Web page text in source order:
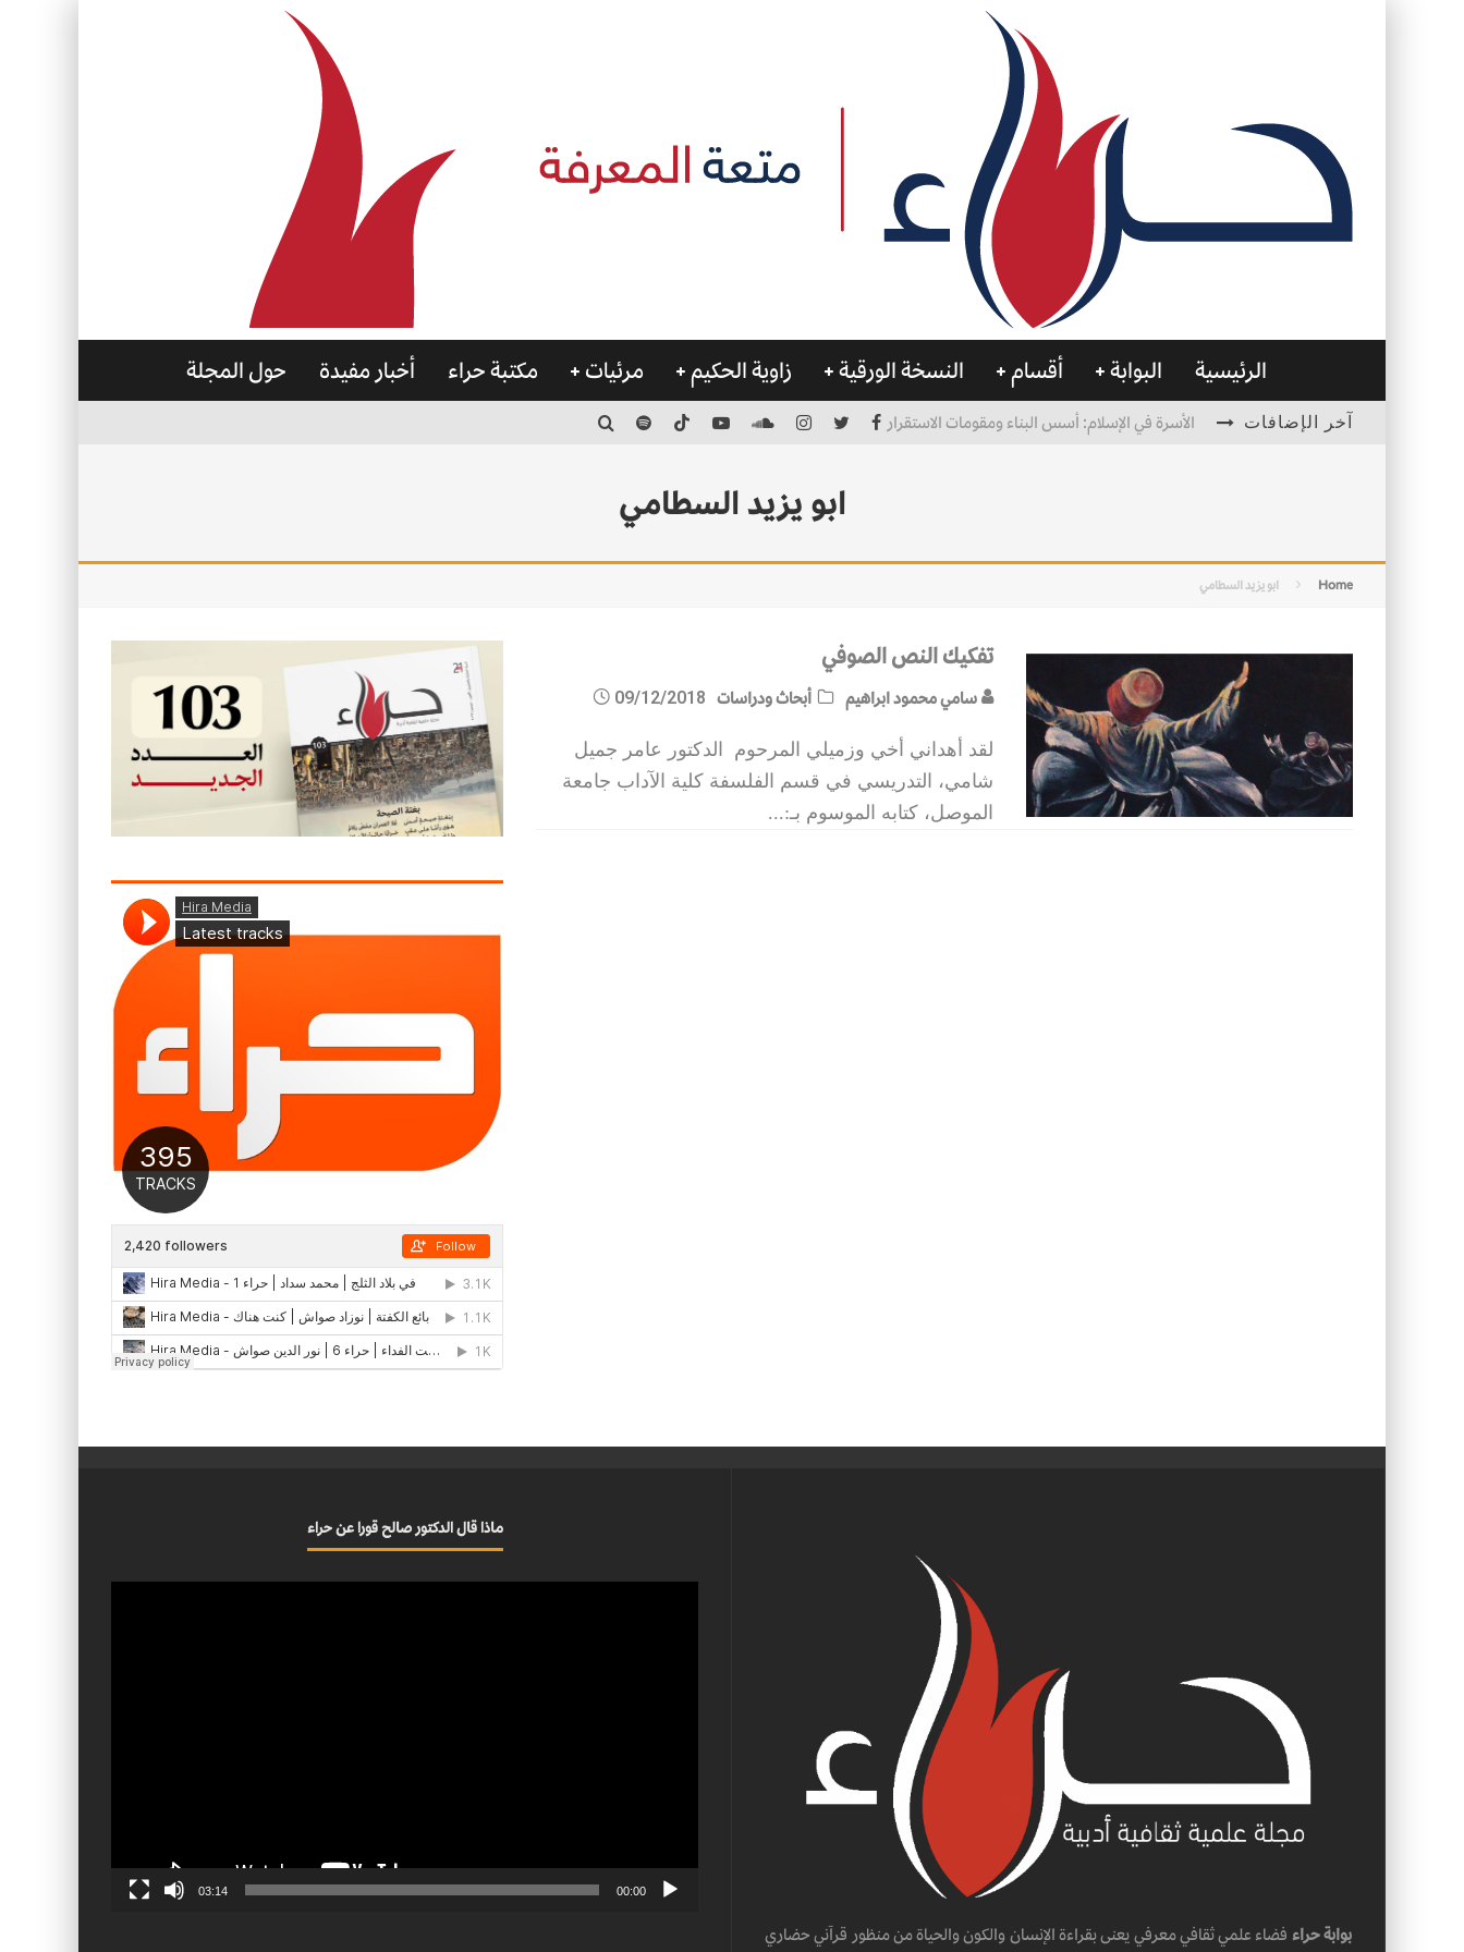
الرئيسية البوابة أقسام النسخة الورقية زاوية الحكيم مرئيات مكتبة حراء أخبار مفيدة حول المجلة
آخر الإضافات الأسرة في الإسلام: أسس البناء ومقومات الاستقرار
ابو يزيد السطامي
Home ابو يزيد السطامي
تفكيك النص الصوفي
سامي محمود ابراهيم أبحاث ودراسات 09/12/2018
لقد أهداني أخي وزميلي المرحوم الدكتور عامر جميل
شامي، التدريسي في قسم الفلسفة كلية الآداب جامعة
الموصل، كتابه الموسوم بـ:...
بوابة حراء فضاء علمي ثقافي معرفي يعنى بقراءة الإنسان والكون والحياة من منظور قرآني حضاري
ماذا قال الدكتور صالح قورا عن حراء
00:00
03:14